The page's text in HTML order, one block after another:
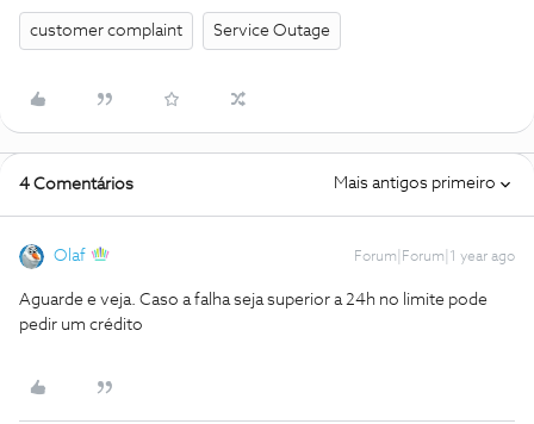
customer complaint Service Outage
4 Comentários Mais antigos primeiro
Olaf Forum|Forum|1 year ago
Aguarde e veja. Caso a falha seja superior a 24h no limite pode
pedir um crédito